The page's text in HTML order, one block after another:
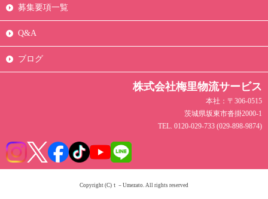
募集要項一覧
Q&A
ブログ
株式会社梅里物流サービス
本社：〒306-0515
茨城県坂東市沓掛2000-1
TEL. 0120-029-733 (029-898-9874)
Copyright (C)ｔ－Umezato. All rights reserved